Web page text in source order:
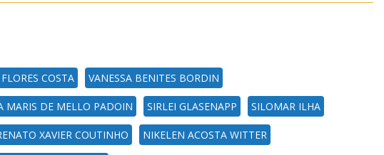
COSTA VANESSA BENITES BORDIN
MARIS DE MELLO PADOIN SIRLEI GLASENAPP SILOMAR ILHA
XAVIER COUTINHO NIKELEN ACOSTA WITTER